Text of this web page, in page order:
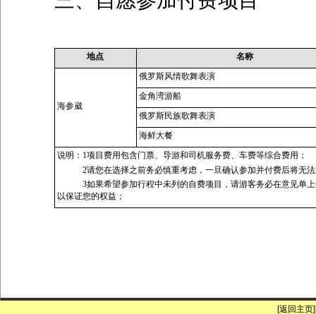
地点 名称
海参崴
俄罗斯风情歌舞表演
金角湾游船
俄罗斯民族歌舞表演
海鲜大餐
说明：1项目费用包含门票、导游和司机服务费、车费等综合费用；
2请您在选择之前务必慎重考虑，一旦确认参加并付费后将无
3如果希望参加行程中未列的自费项目，请游客务必在意见单
以保证您的权益；
[返回主页]